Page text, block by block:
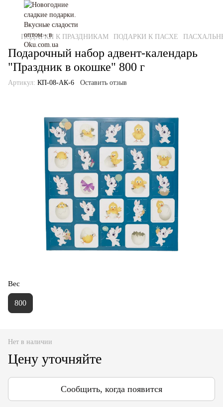
ПОДАРКИ К ПРАЗДНИКАМ ПОДАРКИ К ПАСХЕ
Подарочный набор адвент-календарь
"Праздник в окошке" 800 г
Артикул: КП-08-АК-6 Оставить отзыв
Вес
800
Нет в наличии
Цену уточняйте
Сообщить, когда появится